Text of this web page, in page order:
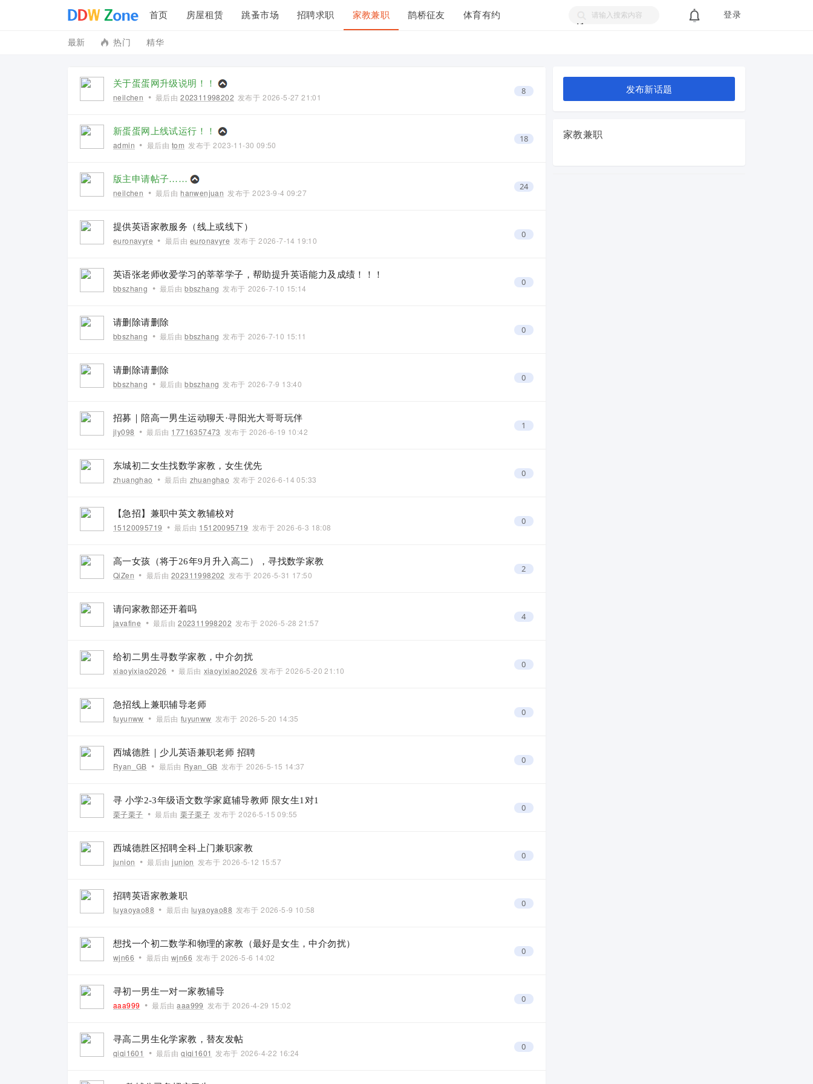
登录
首页 房屋租赁 跳蚤市场 招聘求职 家教兼职 鹊桥征友 体育有约
投诉建议
最新 热门 精华
8
关于蛋蛋网升级说明！！
neilchen • 最后由 202311998202 发布于 2026-5-27 21:01
18
新蛋蛋网上线试运行！！
admin • 最后由 tom 发布于 2023-11-30 09:50
24
版主申请帖子……
neilchen • 最后由 hanwenjuan 发布于 2023-9-4 09:27
0
提供英语家教服务（线上或线下）
euronavyre • 最后由 euronavyre 发布于 2026-7-14 19:10
0
英语张老师收爱学习的莘莘学子，帮助提升英语能力及成绩！！！
bbszhang • 最后由 bbszhang 发布于 2026-7-10 15:14
0
请删除请删除
bbszhang • 最后由 bbszhang 发布于 2026-7-10 15:11
0
请删除请删除
bbszhang • 最后由 bbszhang 发布于 2026-7-9 13:40
1
招募｜陪高一男生运动聊天·寻阳光大哥哥玩伴
jly098 • 最后由 17716357473 发布于 2026-6-19 10:42
0
东城初二女生找数学家教，女生优先
zhuanghao • 最后由 zhuanghao 发布于 2026-6-14 05:33
0
【急招】兼职中英文教辅校对
15120095719 • 最后由 15120095719 发布于 2026-6-3 18:08
2
高一女孩（将于26年9月升入高二），寻找数学家教
QiZen • 最后由 202311998202 发布于 2026-5-31 17:50
4
请问家教部还开着吗
javafine • 最后由 202311998202 发布于 2026-5-28 21:57
0
给初二男生寻数学家教，中介勿扰
xiaoyixiao2026 • 最后由 xiaoyixiao2026 发布于 2026-5-20 21:10
0
急招线上兼职辅导老师
fuyunww • 最后由 fuyunww 发布于 2026-5-20 14:35
0
西城德胜｜少儿英语兼职老师 招聘
Ryan_GB • 最后由 Ryan_GB 发布于 2026-5-15 14:37
0
寻 小学2-3年级语文数学家庭辅导教师 限女生1对1
栗子栗子 • 最后由 栗子栗子 发布于 2026-5-15 09:55
0
西城德胜区招聘全科上门兼职家教
junion • 最后由 junion 发布于 2026-5-12 15:57
0
招聘英语家教兼职
luyaoyao88 • 最后由 luyaoyao88 发布于 2026-5-9 10:58
0
想找一个初二数学和物理的家教（最好是女生，中介勿扰）
wjn66 • 最后由 wjn66 发布于 2026-5-6 14:02
0
寻初一男生一对一家教辅导
aaa999 • 最后由 aaa999 发布于 2026-4-29 15:02
0
寻高二男生化学家教，替友发帖
qiqi1601 • 最后由 qiqi1601 发布于 2026-4-22 16:24
发布新话题
家教兼职